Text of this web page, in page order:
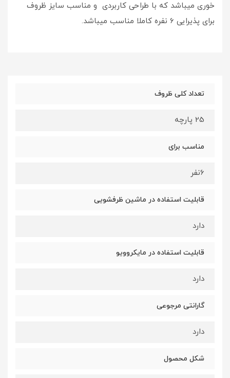
خوری میباشد که با طراحی کاربردی و مناسب سایز ظروف
برای پذیرایی 6 نفره کاملا مناسب میباشد.
تعداد کلی ظروف
25 پارچه
مناسب برای
6نفر
قابلیت استفاده در ماشین ظرفشویی
دارد
قابلیت استفاده در مایکروویو
دارد
گارانتی مرجوعی
دارد
شکل محصول